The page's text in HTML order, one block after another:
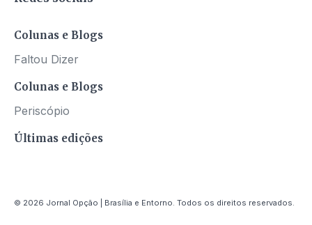
Colunas e Blogs
Faltou Dizer
Colunas e Blogs
Periscópio
Últimas edições
© 2026 Jornal Opção | Brasília e Entorno. Todos os direitos reservados.